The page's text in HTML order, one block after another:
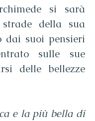
si sarà
della sua
dai suoi pensieri
sulle sue
delle bellezze
e la più bella di